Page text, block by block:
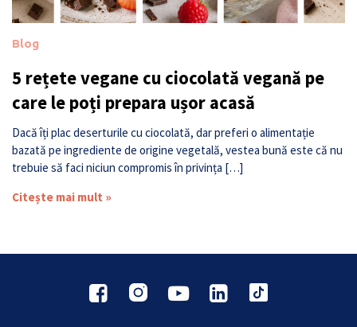
Blog
5 rețete vegane cu ciocolată vegană pe
care le poți prepara ușor acasă
Dacă îți plac deserturile cu ciocolată, dar preferi o alimentație
bazată pe ingrediente de origine vegetală, vestea bună este că nu
trebuie să faci niciun compromis în privința […]
Citește mai mult »